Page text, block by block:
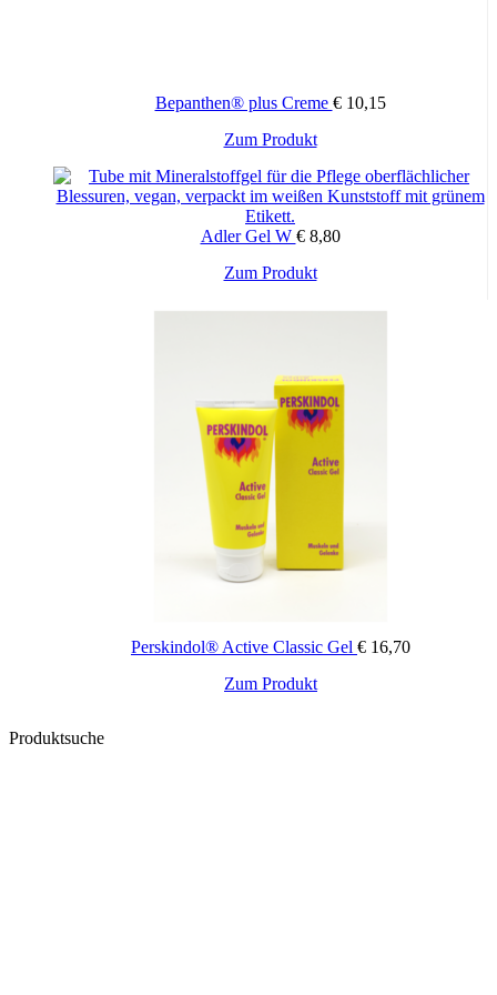
Bepanthen® plus Creme €10,15
Zum Produkt
Adler Gel W €8,80
Zum Produkt
Perskindol® Active Classic Gel € 16,70
Zum Produkt
Produktsuche